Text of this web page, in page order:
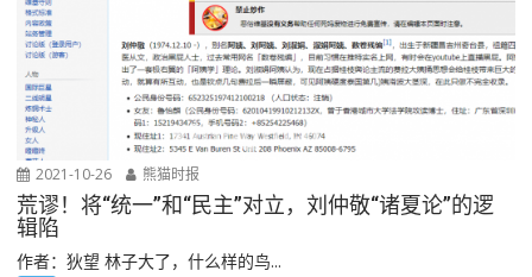
2021-10-26 熊猫时报
荒谬！将“统一”和“民主”对立，刘仲敬“诸夏论”的逻
辑陷
作者：狄望 林子大了，什么样的鸟...